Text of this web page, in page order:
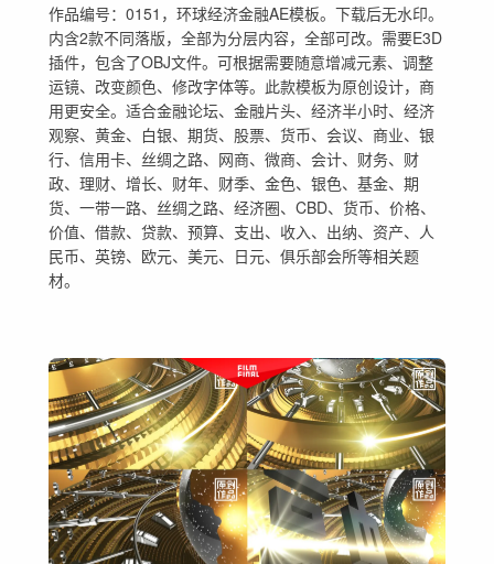
作品编号：0151，环球经济金融AE模板。下载后无水印。
内含2款不同落版，全部为分层内容，全部可改。需要E3D
插件，包含了OBJ文件。可根据需要随意增减元素、调整
运镜、改变颜色、修改字体等。此款模板为原创设计，商
用更安全。适合金融论坛、金融片头、经济半小时、经济
观察、黄金、白银、期货、股票、货币、会议、商业、银
行、信用卡、丝绸之路、网商、微商、会计、财务、财
政、理财、增长、财年、财季、金色、银色、基金、期
货、一带一路、丝绸之路、经济圈、CBD、货币、价格、
价值、借款、贷款、预算、支出、收入、出纳、资产、人
民币、英镑、欧元、美元、日元、俱乐部会所等相关题
材。